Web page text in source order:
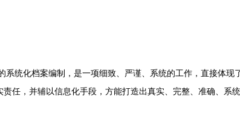
统化档案编制，是一项细致、严谨、系统的工作，直接体
任，并辅以信息化手段，方能打造出真实、完整、准确、系